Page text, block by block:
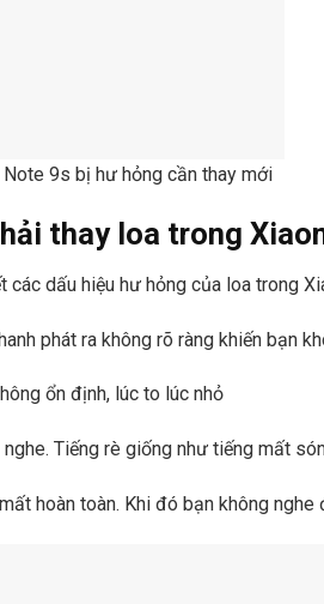
9s bị hư hỏng cần thay mới
thay loa trong
các dấu hiệu hư hỏng của loa trong
phát ra không rõ ràng khiến bạn
ổn định, lúc to lúc nhỏ
Tiếng rè giống như tiếng mất
hoàn toàn. Khi đó bạn không